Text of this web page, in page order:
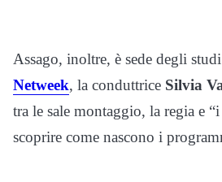
Assago, inoltre, è sede degli
Netweek, la conduttrice Silvia
tra le sale montaggio, la regia e
scoprire come nascono i